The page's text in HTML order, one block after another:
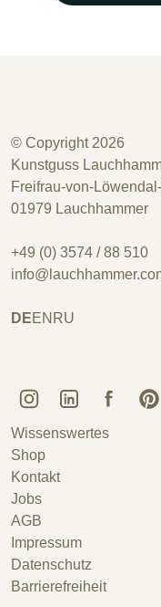
© Copyright 2026
Kunstguss
Freifrau-von-
01979 Lauchhammer
+49 (0) 3574 / 88 510
DEEN RU
KunstgussKunstguss
Wissenswertes
Shop
Kontakt
Jobs
AGB
Impressum
Datenschutz
Barrierefreiheit